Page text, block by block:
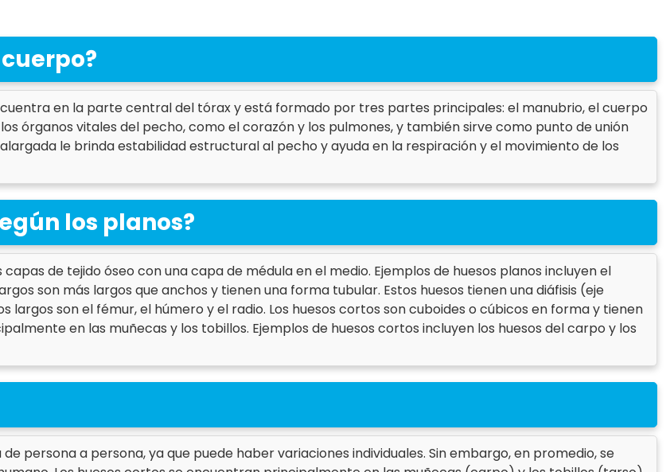
en la parte central del tórax y está formado por tres partes principales: el manubrio, el cuerpo
órganos vitales del pecho, como el corazón y los pulmones, y también sirve como punto de unión
le brinda estabilidad estructural al pecho y ayuda en la respiración y el movimiento de los
los planos?
de tejido óseo con una capa de médula en el medio. Ejemplos de huesos planos incluyen el
son más largos que anchos y tienen una forma tubular. Estos huesos tienen una diáfisis (eje
largos son el fémur, el húmero y el radio. Los huesos cortos son cuboides o cúbicos en forma y tienen
en las muñecas y los tobillos. Ejemplos de huesos cortos incluyen los huesos del carpo y los
persona a persona, ya que puede haber variaciones individuales. Sin embargo, en promedio, se